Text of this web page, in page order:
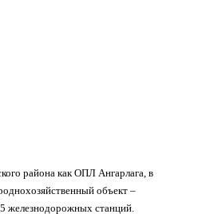
района как ОПЛ Ангарлага, в
объект –
железнодорожных станций.